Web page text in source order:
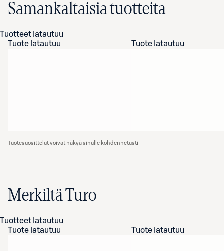
Samankaltaisia tuotteita
Tuotteet latautuu
Tuote latautuu
Tuote latautuu
Tuotesuosittelut voivat näkyä sinulle kohdennetusti
Merkiltä Turo
Tuotteet latautuu
Tuote latautuu
Tuote latautuu